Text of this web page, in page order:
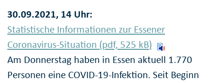
30.09.2021, 14 Uhr:
Statistische Informationen zur Essener
Coronavirus-Situation (pdf, 525 kB)
Am Donnerstag haben in Essen aktuell 1.770
Personen eine COVID-19-Infektion. Seit Beginn